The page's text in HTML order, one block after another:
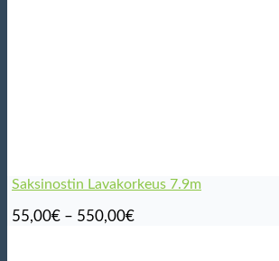
Saksinostin Lavakorkeus 7.9m
55,00€ – 550,00€Hintaluokka: